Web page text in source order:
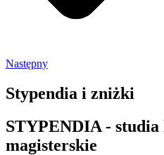
Następny
Stypendia i zniżki
STYPENDIA -
magisterskie